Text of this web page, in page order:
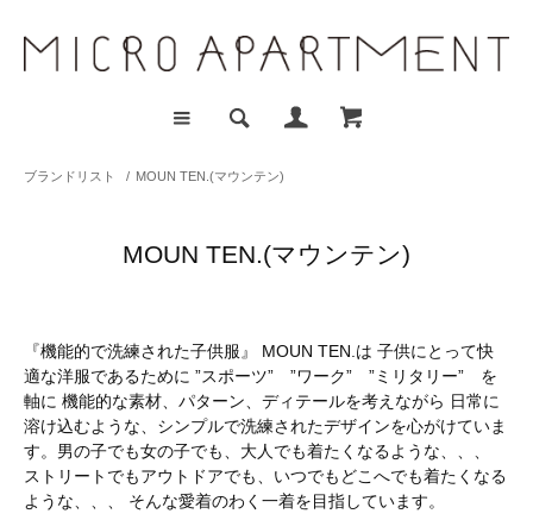
ブランドリスト / MOUN TEN.(マウンテン)
MOUN TEN.(マウンテン)
『機能的で洗練された子供服』 MOUN TEN.は 子供にとって快
適な洋服であるために ”スポーツ” ”ワーク” ”ミリタリー” を
軸に 機能的な素材、パターン、ディテールを考えながら 日常に
溶け込むような、シンプルで洗練されたデザインを心がけていま
す。 ​ 男の子でも女の子でも、大人でも着たくなるような、、、
ストリートでもアウトドアでも、いつでもどこへでも着たくなる
ような、、、 そんな愛着のわく一着を目指しています。